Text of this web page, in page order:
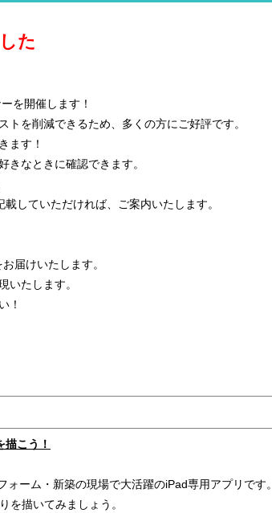
た
を開催します！
を削減できるため、多くの方にご好評です。
ます！
きなときに確認できます。
していただければ、ご案内いたします。
届けいたします。
いたします。
！
こう！
ーム・新築の現場で大活躍のiPad専用アプリです。
を描いてみましょう。